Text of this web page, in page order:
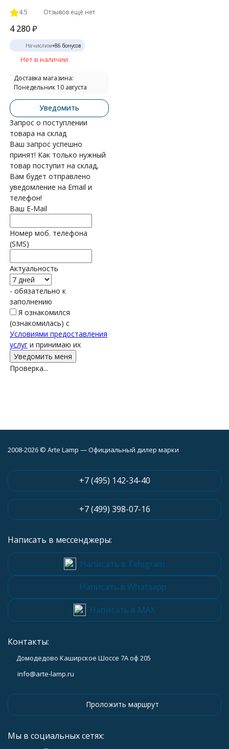
4.5 Отзывов ещё нет
4 280₽
Начислим+86 бонусов
Нет в наличии
Доставка магазина:
Понедельник 10 августа
Уведомить
Запрос о поступлении
товара на склад
Ваш запрос успешно
принят! Как только нужный
товар поступит на склад,
Вам будет отправлено
уведомление на Email и
телефон!
Ваш E-Mail
Номер моб. телефона
(SMS)
Актуальность
- обязательно к
заполнению
Я ознакомился
(ознакомилась) с
Условиями предоставления
услуг и принимаю их
Проверка...
2008-2026 © Arte Lamp — Официальный дилер марки
+7 (495) 142-34-40
+7 (499) 398-07-16
Написать в мессенджеры:
Написать в Telegram
Написать в Whatsapp
Написать в MAX
Контакты:
Домодедово Каширское Шоссе 7А оф 205
info@arte-lamp.ru
Проложить маршрут
Мы в социальных сетях: